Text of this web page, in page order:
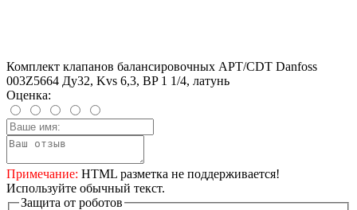
Комплект клапанов балансировочных APT/CDT Danfoss
003Z5664 Ду32, Kvs 6,3, BP 1 1/4, латунь
Оценка:
Примечание: HTML разметка не поддерживается!
Используйте обычный текст.
Защита от роботов